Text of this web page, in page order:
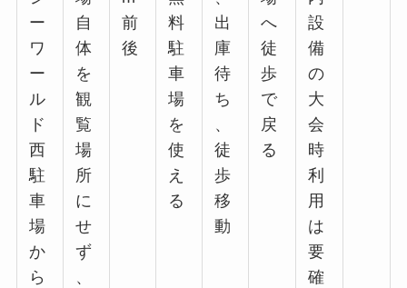
ー
ワ
ー
ル
ド
西
駐
車
場
か
ら
自
体
を
観
覧
場
所
に
せ
ず
、
前
後
料
駐
車
場
を
使
え
る
出
庫
待
ち
、
徒
歩
移
動
へ
徒
歩
で
戻
る
設
備
の
大
会
時
利
用
は
要
確